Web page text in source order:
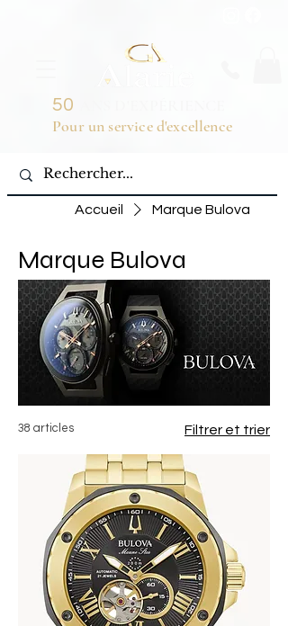
50
Pour un service d'excellence
Accueil Marque Bulova
Marque Bulova
38 articles Filtrer et trier